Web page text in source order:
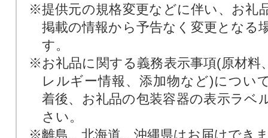
※提供元の規格変更などに伴い、お礼
掲載の情報から予告なく変更となる
す。
※お礼品に関する義務表示事項(原材料
レルギー情報、添加物など)につい
着後、お礼品の包装容器の表示ラベ
さい。
※離島、北海道、沖縄県はお届けでき